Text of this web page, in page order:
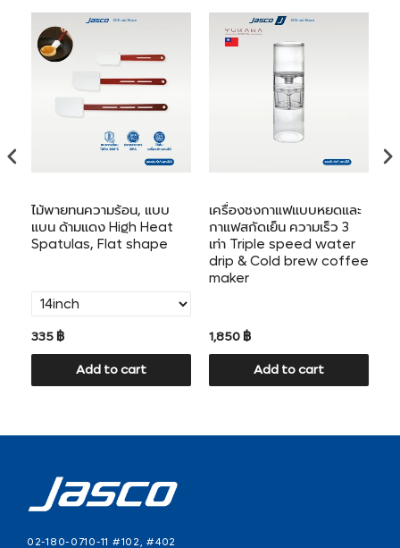
ไม้พายทนความร้อน, แบบ
แบน ด้ามแดง High Heat
Spatulas, Flat shape
335 ฿
Add to cart
เครื่องชงกาแฟแบบหยดและ
กาแฟสกัดเย็น ความเร็ว 3
เท่า Triple speed water
drip & Cold brew coffee
maker
1,850 ฿
Add to cart
02-180-0710-11 #102, #402